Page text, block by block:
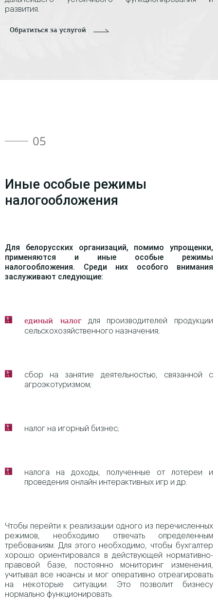
развития.
Обратиться за услугой
05
Иные особые режимы
налогообложения
Для белорусских организаций, помимо упрощенки,
применяются и иные особые режимы
налогообложения. Среди них особого внимания
заслуживают следующие:
единый налогдля производителей продукции
сельскохозяйственного назначения;
сбор на занятие деятельностью, связанной с
агроэкотуризмом;
налог на игорный бизнес;
налога на доходы, полученные от лотереи и
проведения онлайн интерактивных игр и др.
Чтобы перейти к реализации одного из перечисленных
режимов, необходимо отвечать определенным
требованиям. Для этого необходимо, чтобы бухгалтер
хорошо ориентировался в действующей нормативно-
правовой базе, постоянно мониторинг изменения,
учитывал все нюансы и мог оперативно отреагировать
на некоторые ситуации. Это позволит бизнесу
нормально функционировать.